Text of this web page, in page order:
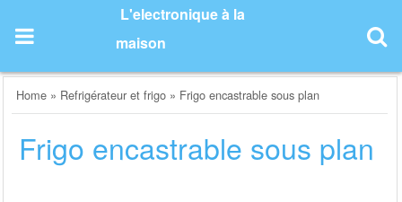
content
L'electronique à la
maison
Home » Refrigérateur et frigo » Frigo encastrable sous plan
Frigo encastrable sous plan